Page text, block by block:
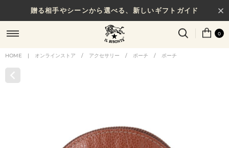
贈る相手やシーンから選べる、新しいギフトガイド
0
HOME | オンラインストア / アクセサリー / ポーチ / ポーチ